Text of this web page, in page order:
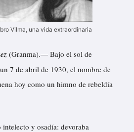
Vilma, una vida extraordinaria
(Granma).— Bajo el sol de
7 de abril de 1930, el nombre de
hoy como un himno de rebeldía
y osadía: devoraba